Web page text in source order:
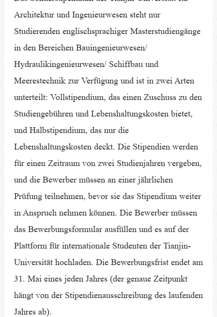
Architektur und Ingenieurwesen steht nur
Studierenden englischsprachiger Masterstudiengänge
in den Bereichen Bauingenieurwesen/
Hydraulikingenieurwesen/ Schiffbau und
Meerestechnik zur Verfügung und ist in zwei Arten
unterteilt: Vollstipendium, das einen Zuschuss zu den
Studiengebühren und Lebenshaltungskosten bietet,
und Halbstipendium, das nur die
Lebenshaltungskosten deckt. Die Stipendien werden
für einen Zeitraum von zwei Studienjahren vergeben,
und die Bewerber müssen an einer jährlichen
Prüfung teilnehmen, bevor sie das Stipendium weiter
in Anspruch nehmen können. Die Bewerber müssen
das Bewerbungsformular ausfüllen und es auf der
Plattform für internationale Studenten der Tianjin-
Universität hochladen. Die Bewerbungsfrist endet am
31. Mai eines jeden Jahres (der genaue Zeitpunkt
hängt von der Stipendienausschreibung des laufenden
Jahres ab).